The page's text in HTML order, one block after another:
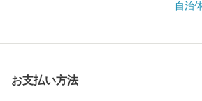
椒」の栽培が活発に行われるなど、自然に
自治
お支払い方法